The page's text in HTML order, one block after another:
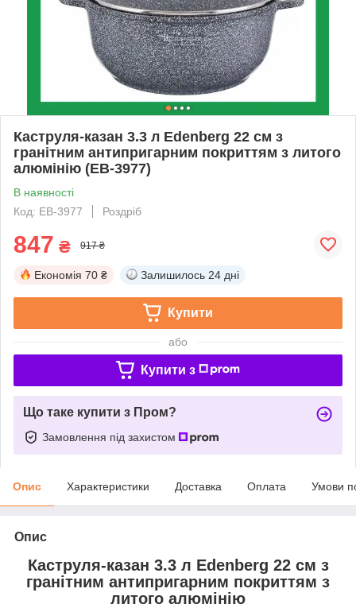
Каструля-казан 3.3 л Edenberg 22 см з
гранітним антипригарним покриттям з литого
алюмінію (EB-3977)
В наявності
Код: EB-3977
Роздріб
847 ₴ 917 ₴
Економія 70 ₴ Залишилось 24 дні
Купити
або
Купити з
Що таке купити з Пром?
Замовлення під захистом
Опис Характеристики Доставка Оплата Умови
Опис
Каструля-казан 3.3 л Edenberg 22 см з
гранітним антипригарним покриттям з
литого алюмінію